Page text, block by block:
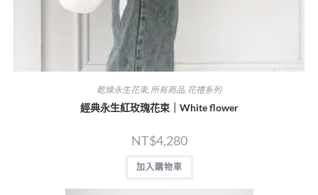
乾燥永生花束,所有商品, 花禮系列
經典永生紅玫瑰花束｜White flower
NT$4,280
加入購物車